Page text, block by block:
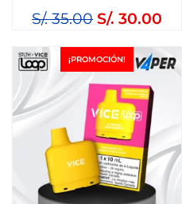
S/.35.00 S/. 30.00
¡PROMOCIÓN!